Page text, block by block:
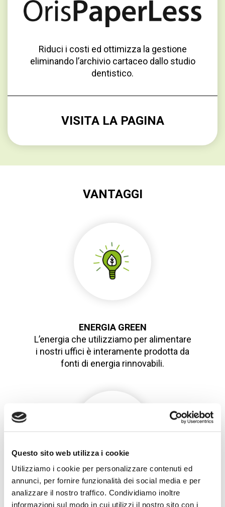
Questo sito web utilizza i cookie
Utilizziamo i cookie per personalizzare contenuti ed
annunci, per fornire funzionalità dei social media e per
analizzare il nostro traffico. Condividiamo inoltre
informazioni sul modo in cui utilizzi il nostro sito con i
Riduci i costi ed ottimizza la gestione
eliminando l’archivio cartaceo dallo studio
dentistico.
VISITA LA PAGINA
VANTAGGI
ENERGIA GREEN
L’energia che utilizziamo per alimentare
i nostri uffici è interamente prodotta da
fonti di energia rinnovabili.
WASTE REDUCTION